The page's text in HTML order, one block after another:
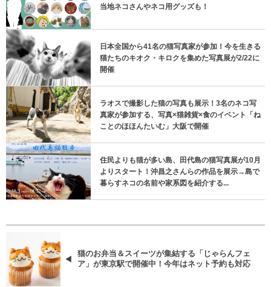
当地ネコさんやネコ用グッズも！
日本全国から41名の猫写真家が参加！今を生きる
猫たちのキオク・キロクを集めた写真展が2/22に
開催
ラオスで撮影した猫の写真も展示！3名のネコ写
真家が参加する、写真×猫雑貨×食のイベント「ね
ことのほほんたいむ」大阪で開催
住民よりも猫が多い島、田代島の猫写真展が10月
よりスタート！沖昌之さんらの作品を展示→島で
暮らすネコの名前や家系図を紹介する...
猫のお弁当＆スイーツが集結する「じゃらんフェ
ア」が東京駅で開催中！今年はネット予約も対応